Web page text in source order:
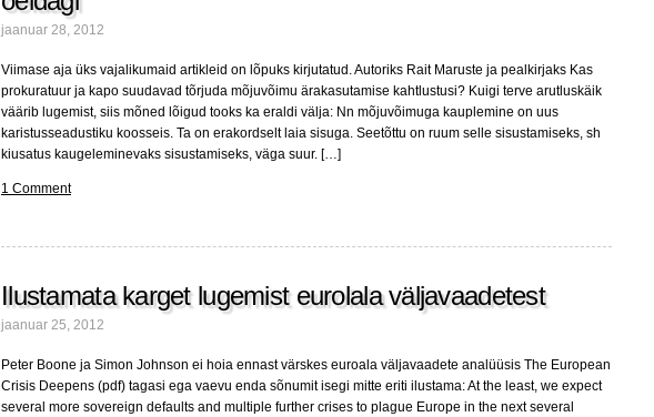
Kindlasti
mitte.
jaanuar 28, 2012
Viimase aja üks vajalikumaid artikleid on lõpuks kirjutatud. Autoriks Rait Maruste ja pealkirjaks Kas
prokuratuur ja kapo suudavad tõrjuda mõjuvõimu ärakasutamise kahtlustusi? Kuigi terve arutluskäik
väärib lugemist, siis mõned lõigud tooks ka eraldi välja: Nn mõjuvõimuga kauplemine on uus
karistusseadustiku koosseis. Ta on erakordselt laia sisuga. Seetõttu on ruum selle sisustamiseks, sh
kiusatus kaugeleminevaks sisustamiseks, väga suur. […]
1 Comment
Ilustamata karget lugemist eurolala väljavaadetest
jaanuar 25, 2012
Peter Boone ja Simon Johnson ei hoia ennast värskes euroala väljavaadete analüüsis The European
Crisis Deepens (pdf) tagasi ega vaevu enda sõnumit isegi mitte eriti ilustama: At the least, we expect
several more sovereign defaults and multiple further crises to plague Europe in the next several